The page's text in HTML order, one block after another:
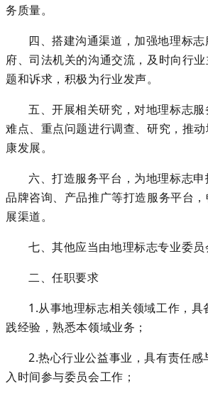
务质量。
四、搭建沟通渠道，加强地理标
府、司法机关的沟通交流，及时向行
题和诉求，积极为行业发声。
五、开展相关研究，对地理标志服
难点、重点问题进行调查、研究，推
康发展。
六、打造服务平台，为地理标志申
品牌咨询、产品推广等打造服务平台
展渠道。
七、其他应当由地理标志专业委员
二、任职要求
1.从事地理标志相关领域工作，具
践经验，熟悉本领域业务；
2.热心行业公益事业，具有责任感
入时间参与委员会工作；